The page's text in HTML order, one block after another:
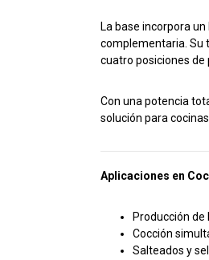
La base incorpora
complementaria. Su
cuatro posiciones
Con una potencia
solución para
Aplicaciones en
Producción de
Cocción
Salteados y